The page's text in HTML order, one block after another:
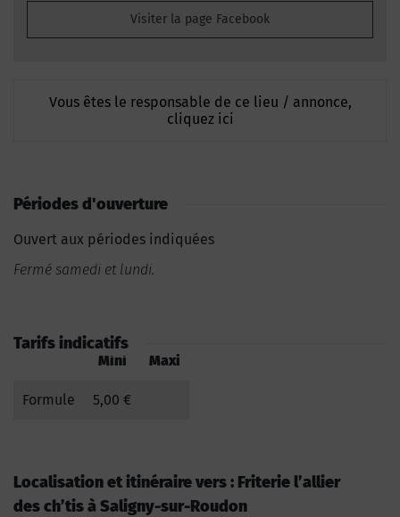
Visiter la page Facebook
Vous êtes le responsable de ce lieu / annonce,
cliquez ici
Périodes d'ouverture
Ouvert aux périodes indiquées
Fermé samedi et lundi.
Tarifs indicatifs
Mini Maxi
Formule 5,00 €
Localisation et itinéraire vers : Friterie l’allier
des ch’tis à Saligny-sur-Roudon